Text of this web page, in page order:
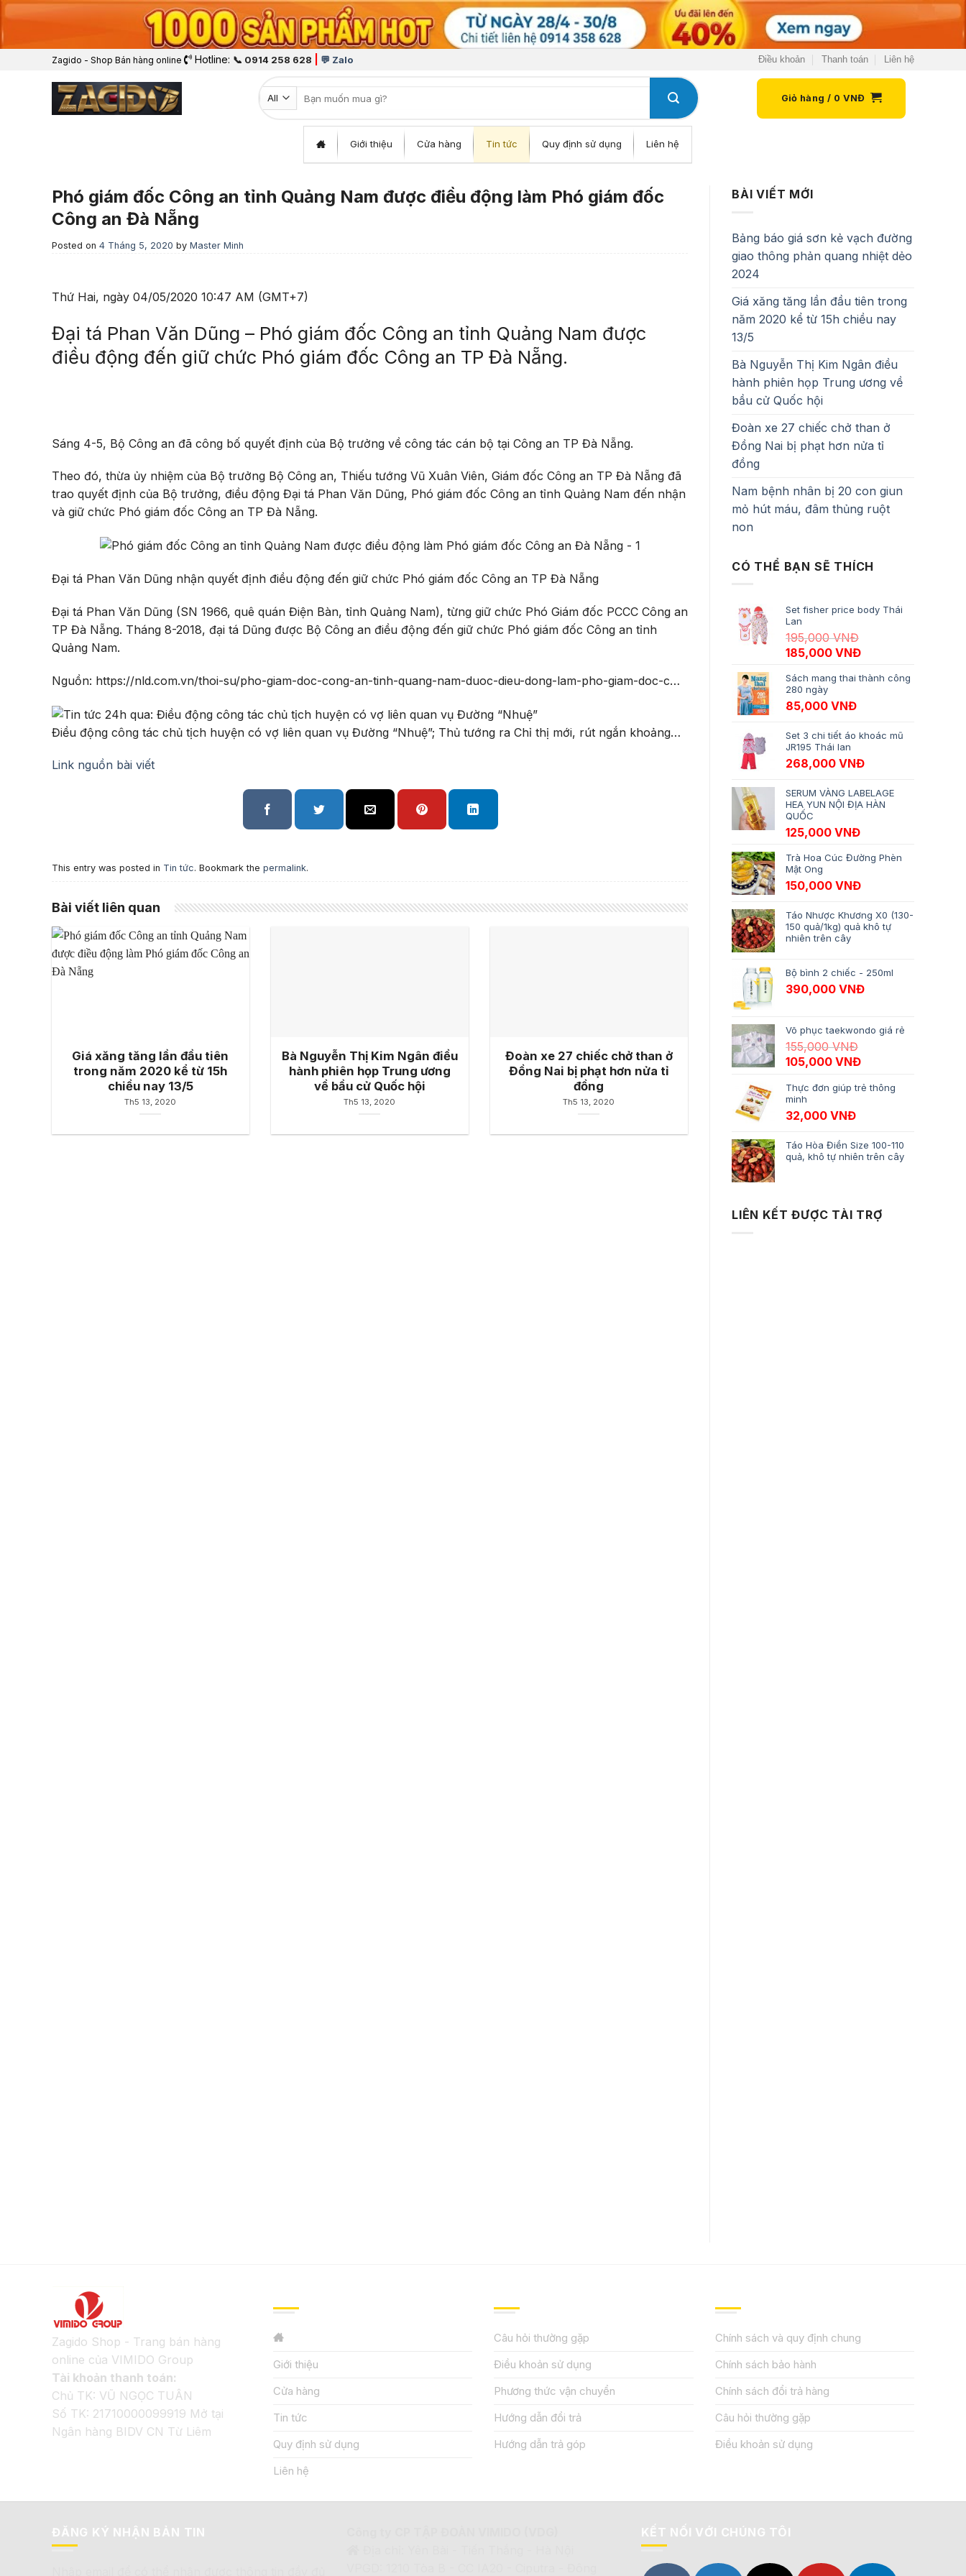
Zagido - Shop Bán hàng online Hotline: 📞 0914 258 628 💬 Zalo Điều khoản Thanh toán Liên hệ
Tìm kiếm:
Giỏ hàng / 0 VNĐ
Giới thiệu Cửa hàng Tin tức Quy định sử dụng Liên hệ
Phó giám đốc Công an tỉnh Quảng Nam được điều động làm Phó giám đốc
Công an Đà Nẵng
Posted on 4 Tháng 5, 2020 by Master Minh
Thứ Hai, ngày 04/05/2020 10:47 AM (GMT+7)
Đại tá Phan Văn Dũng – Phó giám đốc Công an tỉnh Quảng Nam được
điều động đến giữ chức Phó giám đốc Công an TP Đà Nẵng.
Sáng 4-5, Bộ Công an đã công bố quyết định của Bộ trưởng về công tác cán bộ tại Công an TP Đà Nẵng.
Theo đó, thừa ủy nhiệm của Bộ trưởng Bộ Công an, Thiếu tướng Vũ Xuân Viên, Giám đốc Công an TP Đà Nẵng đã
trao quyết định của Bộ trưởng, điều động Đại tá Phan Văn Dũng, Phó giám đốc Công an tỉnh Quảng Nam đến nhận
và giữ chức Phó giám đốc Công an TP Đà Nẵng.
Đại tá Phan Văn Dũng nhận quyết định điều động đến giữ chức Phó giám đốc Công an TP Đà Nẵng
Đại tá Phan Văn Dũng (SN 1966, quê quán Điện Bàn, tỉnh Quảng Nam), từng giữ chức Phó Giám đốc PCCC Công an
TP Đà Nẵng. Tháng 8-2018, đại tá Dũng được Bộ Công an điều động đến giữ chức Phó giám đốc Công an tỉnh
Quảng Nam.
Nguồn: https://nld.com.vn/thoi-su/pho-giam-doc-cong-an-tinh-quang-nam-duoc-dieu-dong-lam-pho-giam-doc-c…
Điều động công tác chủ tịch huyện có vợ liên quan vụ Đường “Nhuệ”; Thủ tướng ra Chỉ thị mới, rút ngắn khoảng…
Link nguồn bài viết
This entry was posted in Tin tức. Bookmark the permalink.
Bài viết liên quan
Giá xăng tăng lần đầu tiên
trong năm 2020 kể từ 15h
chiều nay 13/5
Th5 13, 2020
Bà Nguyễn Thị Kim Ngân điều
hành phiên họp Trung ương
về bầu cử Quốc hội
Th5 13, 2020
Đoàn xe 27 chiếc chở than ở
Đồng Nai bị phạt hơn nửa tỉ
đồng
Th5 13, 2020
BÀI VIẾT MỚI
Bảng báo giá sơn kẻ vạch đường
giao thông phản quang nhiệt dẻo
2024
Giá xăng tăng lần đầu tiên trong
năm 2020 kể từ 15h chiều nay
13/5
Bà Nguyễn Thị Kim Ngân điều
hành phiên họp Trung ương về
bầu cử Quốc hội
Đoàn xe 27 chiếc chở than ở
Đồng Nai bị phạt hơn nửa tỉ
đồng
Nam bệnh nhân bị 20 con giun
mỏ hút máu, đâm thủng ruột
non
CÓ THỂ BẠN SẼ THÍCH
Set fisher price body Thái
Lan
195,000VNĐ
Giá gốc là: 195,000 VNĐ.
185,000 VNĐGiá hiện tại là:
Sách mang thai thành công
280 ngày
85,000 VNĐ
Set 3 chi tiết áo khoác mũ
JR195 Thái lan
268,000 VNĐ
SERUM VÀNG LABELAGE
HEA YUN NỘI ĐỊA HÀN
QUỐC
125,000 VNĐ
Trà Hoa Cúc Đường Phèn
Mật Ong
150,000 VNĐ
Táo Nhược Khương X0 (130-
150 quả/1kg) quả khô tự
nhiên trên cây
Bộ bình 2 chiếc - 250ml
390,000 VNĐ
Võ phục taekwondo giá rẻ
155,000VNĐ
Giá gốc là: 155,000 VNĐ.
105,000 VNĐGiá hiện tại là:
Thực đơn giúp trẻ thông
minh
32,000 VNĐ
Táo Hòa Điền Size 100-110
quả, khô tự nhiên trên cây
LIÊN KẾT ĐƯỢC TÀI TRỢ
Zagido Shop - Trang bán hàng
online của VIMIDO Group
Tài khoản thanh toán:
Chủ TK: VŨ NGỌC TUÂN
Số TK: 21710000099919 Mở tại
Ngân hàng BIDV CN Từ Liêm
Giới thiệu
Cửa hàng
Tin tức
Quy định sử dụng
Liên hệ
Câu hỏi thường gặp
Điều khoản sử dụng
Phương thức vận chuyển
Hướng dẫn đổi trả
Hướng dẫn trả góp
Chính sách và quy định chung
Chính sách bảo hành
Chính sách đổi trả hàng
Câu hỏi thường gặp
Điều khoản sử dụng
ĐĂNG KÝ NHẬN BẢN TIN KẾT NỐI VỚI CHÚNG TÔI